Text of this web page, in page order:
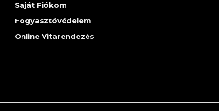
Saját Fiókom
Fogyasztóvédelem
Online Vitarendezés